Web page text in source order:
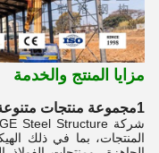
مزايا المنتج والخدمة
1مجموعة منتجات متنوعة:
المنتجات، بما في ذلك